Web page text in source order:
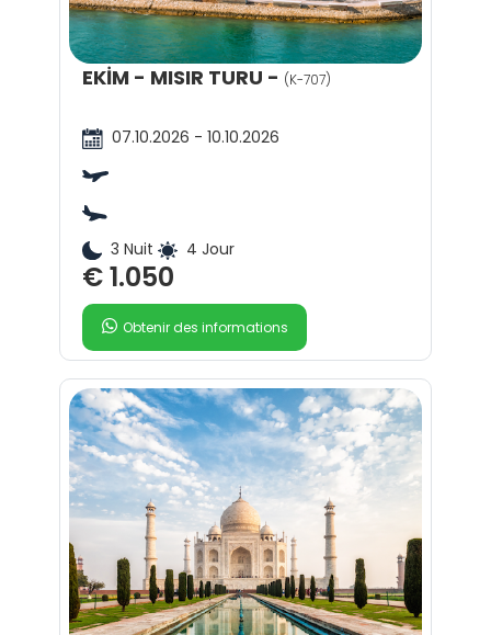
EKİM - MISIR TURU - (K-707)
07.10.2026 - 10.10.2026
3 Nuit 4 Jour
€ 1.050
Obtenir des informations